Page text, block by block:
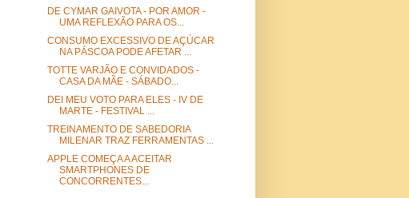
DE CYMAR GAIVOTA - POR AMOR -
UMA REFLEXÃO PARA OS...
CONSUMO EXCESSIVO DE AÇÚCAR
NA PÁSCOA PODE AFETAR ...
TOTTE VARJÃO E CONVIDADOS -
CASA DA MÃE - SÁBADO...
DEI MEU VOTO PARA ELES - IV DE
MARTE - FESTIVAL ...
TREINAMENTO DE SABEDORIA
MILENAR TRAZ FERRAMENTAS ...
APPLE COMEÇA A ACEITAR
SMARTPHONES DE
CONCORRENTES...